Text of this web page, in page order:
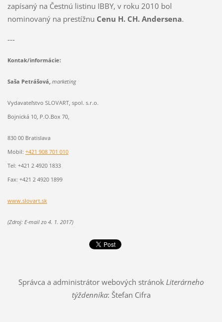
zapísaný na Čestnú listinu IBBY, v roku 2010 bol
nominovaný na prestížnu Cenu H. CH. Andersena.
---
Kontak/informácie:
Saša Petrášová, marketing
Vydavateľstvo SLOVART, spol. s.r.o.
Bojnická 10, P.O.Box 70,
830 00 Bratislava
Mobil: +421 908 701 010
Tel: +421 2 4920 1833
Fax: +421 2 4920 1899
www.slovart.sk
(Zdroj:E-mail zo 4. 1. 2017)
Správca a administrátor webových stránok Literárneho
týždenníka: Štefan Cifra